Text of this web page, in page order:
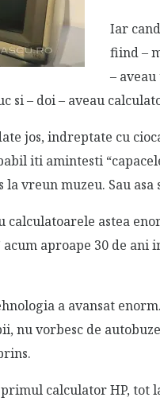
Iar
fiind –
–
si – doi – aveau
jos, indreptate cu
iti amintesti
vreun muzeu. Sau asa
calculatoarele astea
aproape 30 de ani
a avansat
nu vorbesc de
calculator HP, tot